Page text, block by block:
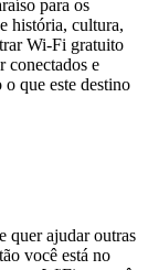
para os
história, cultura,
Wi-Fi gratuito
conectados e
que este destino
quer ajudar outras
você está no